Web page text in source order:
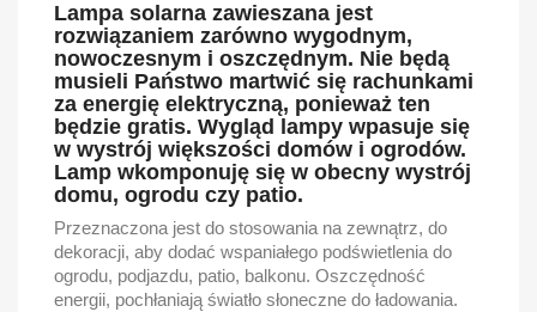
Lampa solarna zawieszana jest
rozwiązaniem zarówno wygodnym,
nowoczesnym i oszczędnym. Nie będą
musieli Państwo martwić się rachunkami
za energię elektryczną, ponieważ ten
będzie gratis. Wygląd lampy wpasuje się
w wystrój większości domów i ogrodów.
Lamp wkomponuję się w obecny wystrój
domu, ogrodu czy patio.
Przeznaczona jest do stosowania na zewnątrz, do
dekoracji, aby dodać wspaniałego podświetlenia do
ogrodu, podjazdu, patio, balkonu. Oszczędność
energii, pochłaniają światło słoneczne do ładowania.